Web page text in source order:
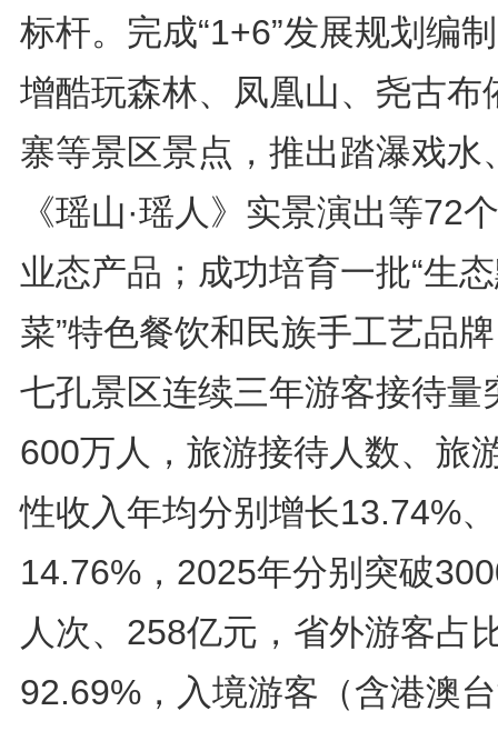
标杆。完成“1+6”发展规划编
增酷玩森林、凤凰山、尧古布
寨等景区景点，推出踏瀑戏水
《瑶山·瑶人》实景演出等72
业态产品；成功培育一批“生
菜”特色餐饮和民族手工艺品
七孔景区连续三年游客接待量
600万人，旅游接待人数、旅
性收入年均分别增长13.74%、
14.76%，2025年分别突破
人次、258亿元，省外游客占
92.69%，入境游客（含港澳